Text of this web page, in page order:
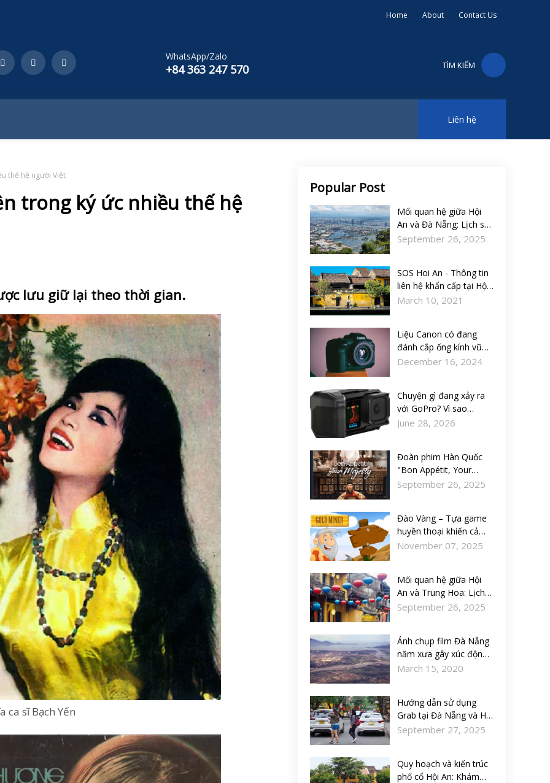
Home About Contact Us
WhatsApp/Zalo
+84 363 247 570 TÌM KIẾM
Liên hệ
thế hệ người Việt
trong ký ức nhiều thế hệ
lưu giữ lại theo thời gian.
ca sĩ Bạch Yến
Popular Post
Mối quan hệ giữa Hội
An và Đà Nẵng: Lịch sử,
du lịch và tương lai
September 26, 2025
SOS Hoi An - Thông tin
liên hệ khẩn cấp tại Hội
An
March 10, 2021
Liệu Canon có đang
đánh cắp ống kính vũ
khí bí mật này từ
December 16, 2024
Chuyện gì đang xảy ra
với GoPro? Vì sao
thương hiệu camera
June 28, 2026
Đoàn phim Hàn Quốc
"Bon Appétit, Your
Majesty" lên kế hoạch
September 26, 2025
Đào Vàng – Tựa game
huyền thoại khiến cả
tuổi thơ “đào mỏi tay”!
November 07, 2025
Mối quan hệ giữa Hội
An và Trung Hoa: Lịch
sử, văn hóa và thương
September 26, 2025
Ảnh chụp film Đà Nẵng
năm xưa gây xúc động
về một thời quá khứ đã
March 15, 2020
Hướng dẫn sử dụng
Grab tại Đà Nẵng và Hội
An: Tiện lợi, nhanh
September 27, 2025
Quy hoạch và kiến trúc
phố cổ Hội An: Khám